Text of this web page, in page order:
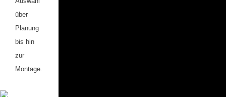
über
Planung
bis hin
zur
Montage.